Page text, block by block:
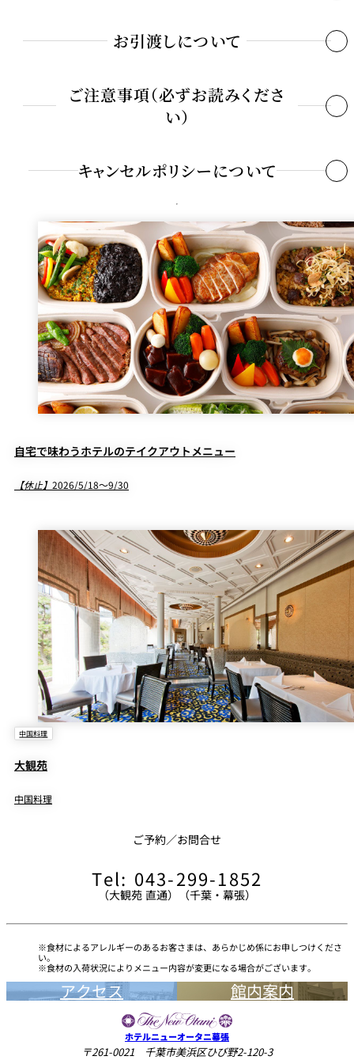
お電話 当日の3時間前まで
インターネット 前日の17:00まで
中国料理 大観苑
インターネット予約はこちら
お引渡しについて
お引渡し時間 11:00～19:00
中国料理「大観苑」
ご注意事項（必ずお読みくださ
い）
※店頭でのお支払いとなります。
※メニューによりお時間をいただく場合がございます。
※食材の入荷状況により、内容が変更となる場合がございます。
※アレルギーをお持ちのお客さまは、ご予約の際にお申し付けくだ
さい。
※商品の数には限りがございますので、お早めにお申し込みくださ
※受取日の前日17:00以降のキャンセルはいたしかねます。またその
際のキャンセル料は100％申し受けます。
※テイクアウトメニューにはカトラリー、箸は付属いたしません。
別途お買い求めください。
イントのみ加算させていただきます。
キャンセルポリシーについて
※テイクアウト商品の規定
す。
ご予約日の前日～3日前 50%
個数変更（減数）も上記日程に準じて差額分を申し受けます。
台風、地震、公共交通機関の大規模運休など、当店がやむを得ない
と判断した場合にはキャンセル料を免除いたします。
自宅で味わうホテルのテイクアウトメニュー
【休止】 2026/5/18～9/30
中国料理
大観苑
中国料理
ご予約／お問合せ
Tel: 043-299-1852
（大観苑 直通）（千葉・幕張）
食材によるアレルギーのあるお客さまは、あらかじめ係にお申しつけくださ
い。
食材の入荷状況によりメニュー内容が変更になる場合がございます。
アクセス 館内案内
ホテルニューオータニ幕張
〒261-0021 千葉市美浜区ひび野2-120-3